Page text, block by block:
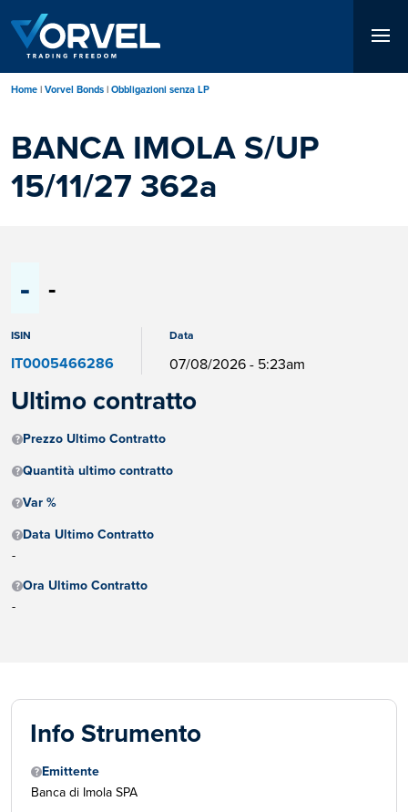
contenuto
principale
Home Vorvel Bonds Obbligazioni senza LP
BANCA IMOLA S/UP
15/11/27 362a
- -
ISIN
IT0005466286
Data
07/08/2026 - 5:23am
Ultimo contratto
Prezzo Ultimo Contratto
Quantità ultimo contratto
Var %
Data Ultimo Contratto
-
Ora Ultimo Contratto
-
Info Strumento
Emittente
Banca di Imola SPA